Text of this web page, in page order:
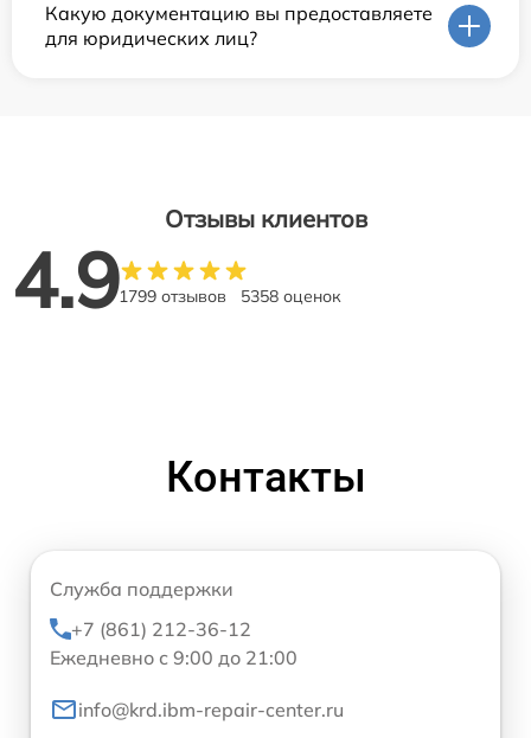
Какую документацию вы предоставляете
для юридических лиц?
Отзывы клиентов
4.91799 отзывов 5358 оценок
Контакты
Служба поддержки
+7 (861) 212-36-12
Ежедневно с 9:00 до 21:00
info@krd.ibm-repair-center.ru